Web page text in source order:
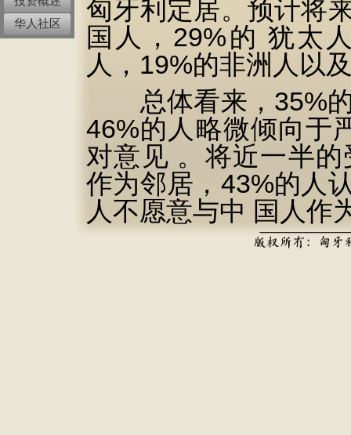
匈牙利定居。预计将
国人，29%的 犹太
人，19%的非洲人以
总体看来，35%的
46%的人略微倾向于
对意见 。将近一半
作为邻居，43%的人
人不愿意与中 国人作
愿意接受犹太人，
华人社区